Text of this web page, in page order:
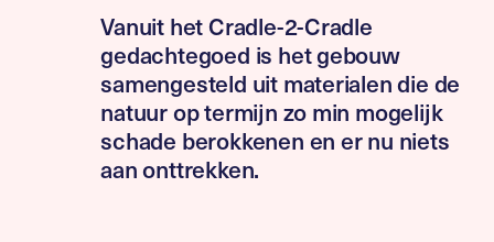
Vanuit het Cradle-2-Cradle
gedachtegoed is het gebouw
samengesteld uit materialen die de
natuur op termijn zo min mogelijk
schade berokkenen en er nu niets
aan onttrekken.